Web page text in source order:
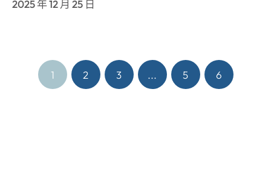
2025 年 12 月 25 日
1 2 3 ... 5 6